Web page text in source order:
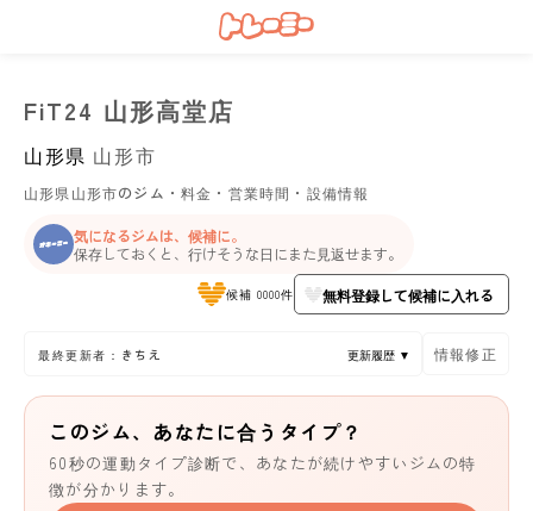
FiT24 山形高堂店
山形県 山形市
山形県山形市のジム・料金・営業時間・設備情報
気になるジムは、候補に。
保存しておくと、行けそうな日にまた見返せます。
候補 0000件 無料登録して候補に入れる
最終更新者：きちえ 更新履歴 ▼ 情報修正
このジム、あなたに合うタイプ？
60秒の運動タイプ診断で、あなたが続けやすいジムの特
徴が分かります。